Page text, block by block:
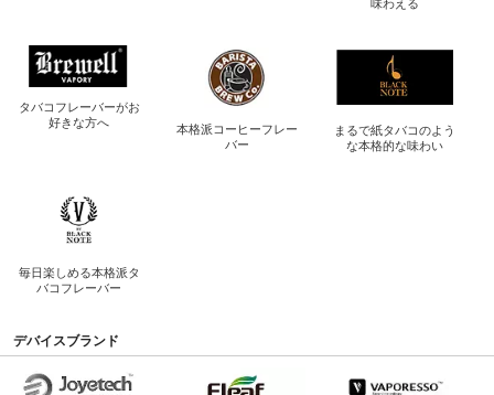
味わえる
タバコフレーバーがお
好きな方へ
本格派コーヒーフレー
バー
まるで紙タバコのよう
な本格的な味わい
毎日楽しめる本格派タ
バコフレーバー
デバイスブランド